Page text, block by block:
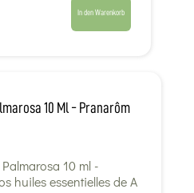
In den Warenkorb
10 Ml - Pranarôm